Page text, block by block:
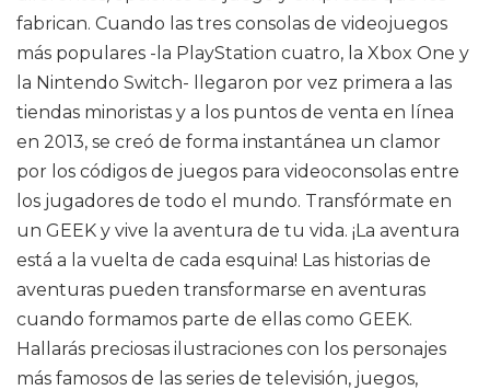
fabrican. Cuando las tres consolas de videojuegos
más populares -la PlayStation cuatro, la Xbox One y
la Nintendo Switch- llegaron por vez primera a las
tiendas minoristas y a los puntos de venta en línea
en 2013, se creó de forma instantánea un clamor
por los códigos de juegos para videoconsolas entre
los jugadores de todo el mundo. Transfórmate en
un GEEK y vive la aventura de tu vida. ¡La aventura
está a la vuelta de cada esquina! Las historias de
aventuras pueden transformarse en aventuras
cuando formamos parte de ellas como GEEK.
Hallarás preciosas ilustraciones con los personajes
más famosos de las series de televisión, juegos,